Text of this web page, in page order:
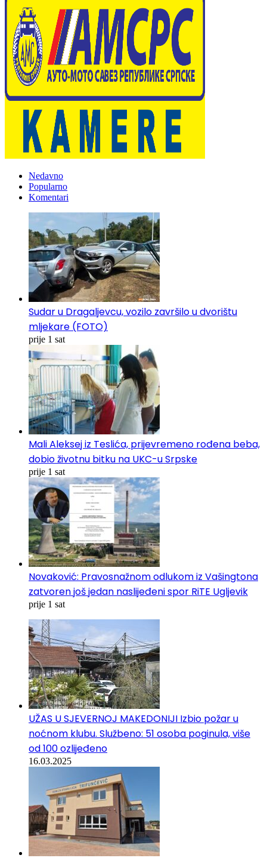
Nedavno
Popularno
Komentari
Sudar u Dragaljevcu, vozilo završilo u dvorištu
mljekare (FOTO)
prije 1 sat
Mali Aleksej iz Teslića, prijevremeno rođena beba,
dobio životnu bitku na UKC-u Srpske
prije 1 sat
Novaković: Pravosnažnom odlukom iz Vašingtona
zatvoren još jedan naslijeđeni spor RiTE Ugljevik
prije 1 sat
UŽAS U SJEVERNOJ MAKEDONIJI Izbio požar u
noćnom klubu. Službeno: 51 osoba poginula, više
od 100 ozlijeđeno
16.03.2025